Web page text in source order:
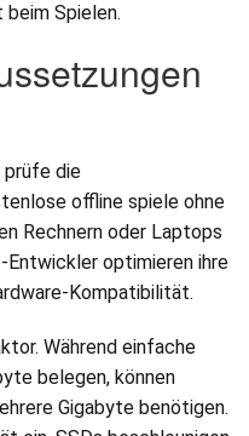
Spielen.
prüfe die
offline spiele ohne
Rechnern oder Laptops
optimieren ihre
Kompatibilität.
Während einfache
belegen, können
Gigabyte benötigen.